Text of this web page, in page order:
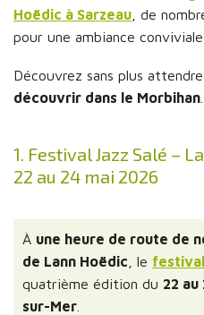
Hoëdic à Sarzeau, de
pour une ambiance
Découvrez sans plus
découvrir dans le Morbihan.
1. Festival Jazz Salé –
22 au 24 mai 2026
À une heure de route de
de Lann Hoëdic , le festival
quatrième édition du 22
sur-Mer.